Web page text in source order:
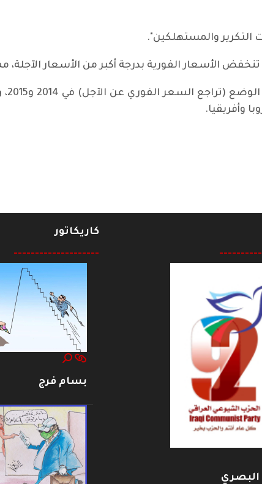
التكرير والمستهلكين".
الأسعار الفورية بدرجة أكبر من الأسعار
وأفريقيا.
الجديدة
كاريكاتور
--------------------
بسام فرج